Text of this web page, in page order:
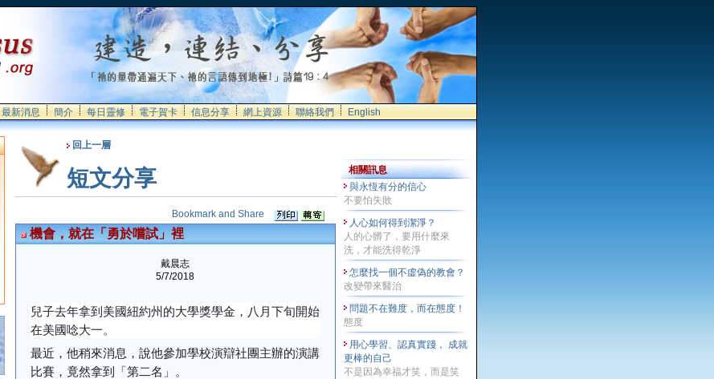
最新消息 簡介 每日靈修 電子賀卡 信息分享 網上資源 聯絡我們 English
回上一層
短文分享
機會，就在「勇於嚐試」裡
戴晨志
5/7/2018
兒子去年拿到美國紐約州的大學獎學金，八月下旬開始
在美國唸大一。
最近，他稍來消息，說他參加學校演辯社團主辦的演講
比賽，竟然拿到「第二名」。
相關訊息
與永恆有分的信心
不要怕失敗
人心如何得到潔淨？
人的心髒了，要用什麼來
洗，才能洗得乾淨
怎麼找一個不虛偽的教會？
改變帶來醫治
問題不在難度，而在態度！
態度
用心學習、認真實踐， 成就
更棒的自己
不是因為幸福才笑，而是笑